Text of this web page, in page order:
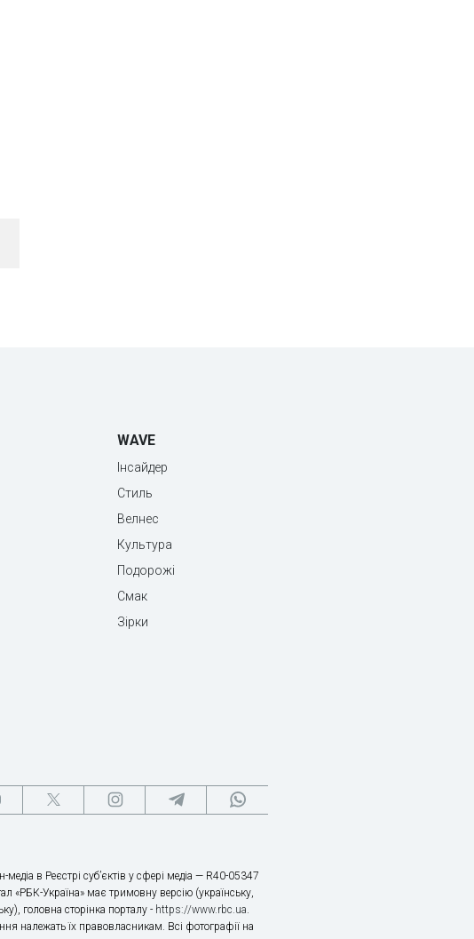
WAVE
Інсайдер
Стиль
Велнес
Культура
Подорожі
Смак
Зірки
медіа в Реєстрі суб’єктів у сфері медіа — R40-05347
«РБК-Україна» має тримовну версію (українську,
головна сторінка порталу - https://www.rbc.ua.
належать їх правовласникам. Всі фотографії на